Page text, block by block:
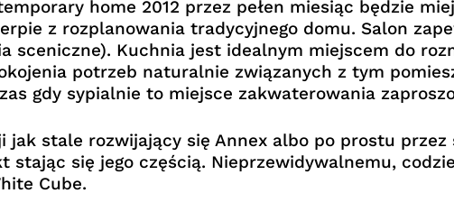
home 2012 przez pełen miesiąc będzie
z rozplanowania tradycyjnego domu. Salon
sceniczne). Kuchnia jest idealnym miejscem do
potrzeb naturalnie związanych z tym
gdy sypialnie to miejsce zakwaterowania
stale rozwijający się Annex albo po prostu przez
stając się jego częścią. Nieprzewidywalnemu,
Cube.